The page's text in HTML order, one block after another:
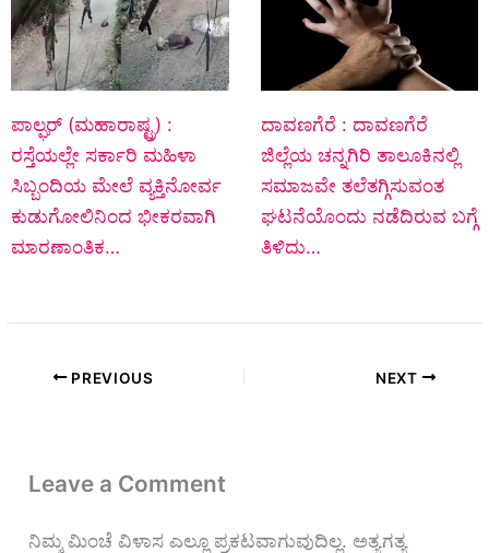
ಪಾಲ್ಘರ್ (ಮಹಾರಾಷ್ಟ್ರ) :
ರಸ್ತೆಯಲ್ಲೇ ಸರ್ಕಾರಿ ಮಹಿಳಾ
ಸಿಬ್ಬಂದಿಯ ಮೇಲೆ ವ್ಯಕ್ತಿನೋರ್ವ
ಕುಡುಗೋಲಿನಿಂದ ಭೀಕರವಾಗಿ
ಮಾರಣಾಂತಿಕ…
ದಾವಣಗೆರೆ : ದಾವಣಗೆರೆ
ಜಿಲ್ಲೆಯ ಚನ್ನಗಿರಿ ತಾಲೂಕಿನಲ್ಲಿ
ಸಮಾಜವೇ ತಲೆತಗ್ಗಿಸುವಂತ
ಘಟನೆಯೊಂದು ನಡೆದಿರುವ ಬಗ್ಗೆ
ತಿಳಿದು…
PREVIOUS NEXT
Leave a Comment
ನಿಮ್ಮ ಮಿಂಚೆ ವಿಳಾಸ ಎಲ್ಲೂ ಪ್ರಕಟವಾಗುವುದಿಲ್ಲ. ಅತ್ಯಗತ್ಯ